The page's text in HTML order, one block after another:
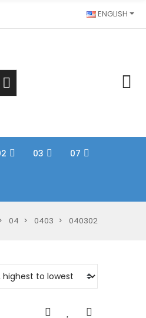
ENGLISH
03 07
04 0403 040302